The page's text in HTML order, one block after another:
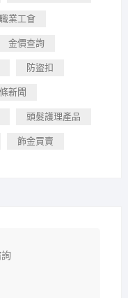
職業工會
金價查詢
防盜扣
新聞
頭髮護理產品
飾金買賣